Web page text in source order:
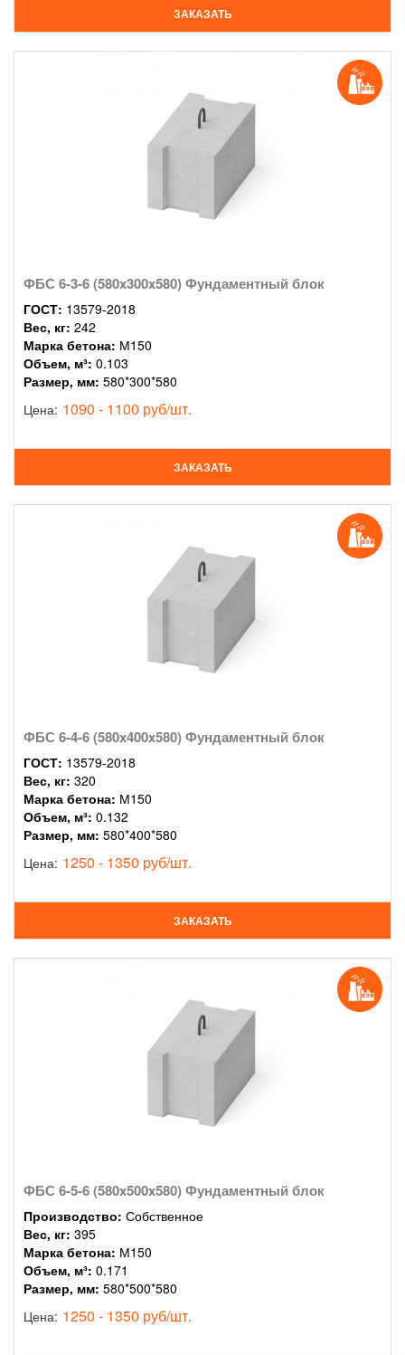
ЗАКАЗАТЬ
ФБС 6-3-6 (580x300x580) Фундаментный блок
ГОСТ: 13579-2018
Вес, кг: 242
Марка бетона: М150
Объем, м³: 0.103
Размер, мм: 580*300*580
Цена: 1090 - 1100 руб/шт.
ЗАКАЗАТЬ
ФБС 6-4-6 (580x400x580) Фундаментный блок
ГОСТ: 13579-2018
Вес, кг: 320
Марка бетона: М150
Объем, м³: 0.132
Размер, мм: 580*400*580
Цена: 1250 - 1350 руб/шт.
ЗАКАЗАТЬ
ФБС 6-5-6 (580x500x580) Фундаментный блок
Производство: Собственное
Вес, кг: 395
Марка бетона: М150
Объем, м³: 0.171
Размер, мм: 580*500*580
Цена: 1250 - 1350 руб/шт.